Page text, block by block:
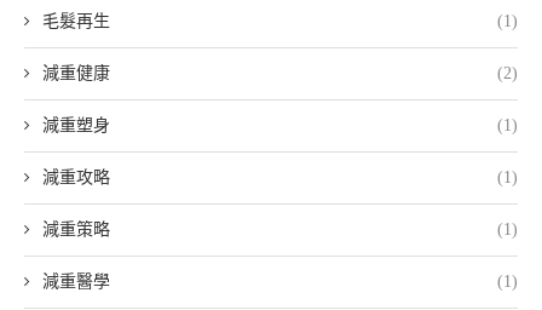
毛髮再生 (1)
減重健康 (2)
減重塑身 (1)
減重攻略 (1)
減重策略 (1)
減重醫學 (1)